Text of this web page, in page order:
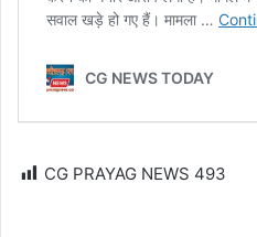
CG PRAYAG NEWS 493